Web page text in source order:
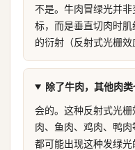
不是。牛肉冒绿光并
标，而是垂直切肉时
的衍射（反射式光栅效
除了牛肉，其他肉
会的。这种反射式光
肉、鱼肉、鸡肉、鸭
都可能出现这种发绿光